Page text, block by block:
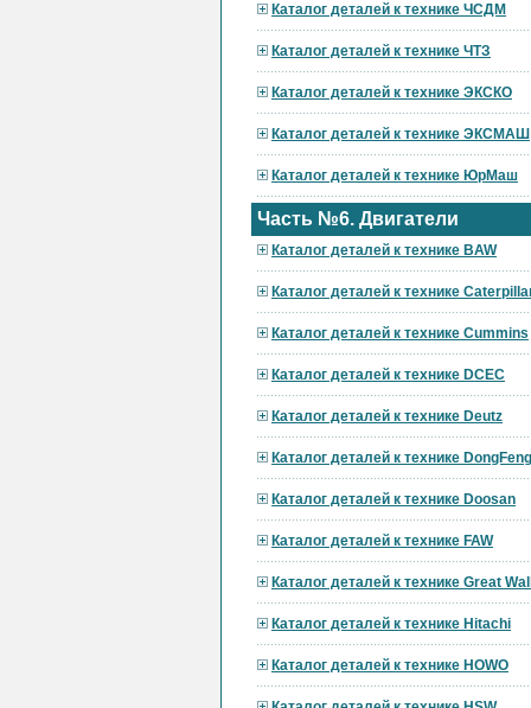
Каталог деталей к технике ЧСДМ
Каталог деталей к технике ЧТЗ
Каталог деталей к технике ЭКСКО
Каталог деталей к технике ЭКСМАШ
Каталог деталей к технике ЮрМаш
Часть №6. Двигатели
Каталог деталей к технике BAW
Каталог деталей к технике
Каталог деталей к технике Cummins
Каталог деталей к технике DCEC
Каталог деталей к технике Deutz
Каталог деталей к технике DongFeng
Каталог деталей к технике Doosan
Каталог деталей к технике FAW
Каталог деталей к технике Great
Каталог деталей к технике Hitachi
Каталог деталей к технике HOWO